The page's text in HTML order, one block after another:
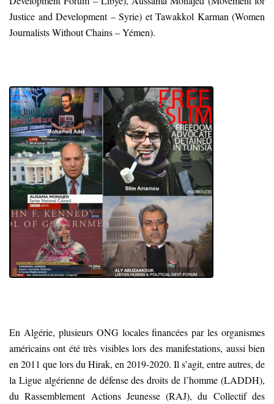
Justice and Development – Syrie) et Tawakkol Karman (Women
Journalists Without Chains – Yémen).
En Algérie, plusieurs ONG locales financées par les organismes
américains ont été très visibles lors des manifestations, aussi bien
en 2011 que lors du Hirak, en 2019-2020. Il s’agit, entre autres, de
la Ligue algérienne de défense des droits de l’homme (LADDH),
du Rassemblement Actions Jeunesse (RAJ), du Collectif des